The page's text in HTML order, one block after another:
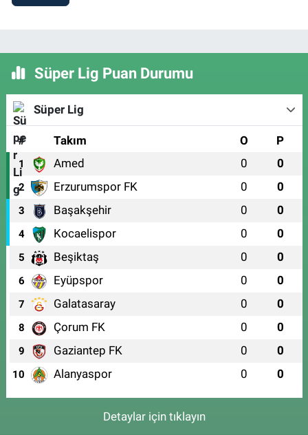
Süper Lig Puan Durumu
Süper Lig
# Takım O P
1 Amed 0 0
2 Erzurumspor FK 0 0
3 Başakşehir 0 0
4 Kocaelispor 0 0
5 Beşiktaş 0 0
6 Eyüpspor 0 0
7 Galatasaray 0 0
8 Çorum FK 0 0
9 Gaziantep FK 0 0
10 Alanyaspor 0 0
Detaylar için tıklayın